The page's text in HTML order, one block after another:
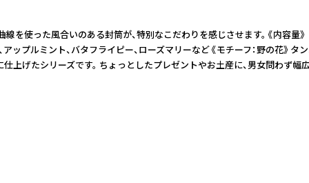
た風合いのある封筒が、特別なこだわりを感じさせます。 《内容
ルミント、バタフライピー、ローズマリーなど 《モチーフ：野の花
上げたシリーズです。 ちょっとしたプレゼントやお土産に、男女問わ